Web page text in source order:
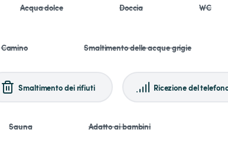
Acqua dolce Doccia WC
Camino Smaltimento delle acque grigie
Smaltimento dei rifiuti Ricezione del
Sauna Adatto ai bambini